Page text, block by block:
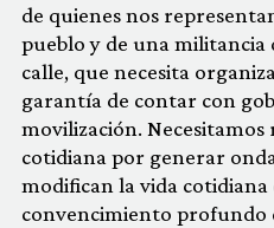
de quienes nos
pueblo y de una militancia
calle, que necesita
garantía de contar con
movilización. Necesitamos
cotidiana por generar
modifican la vida
convencimiento profundo